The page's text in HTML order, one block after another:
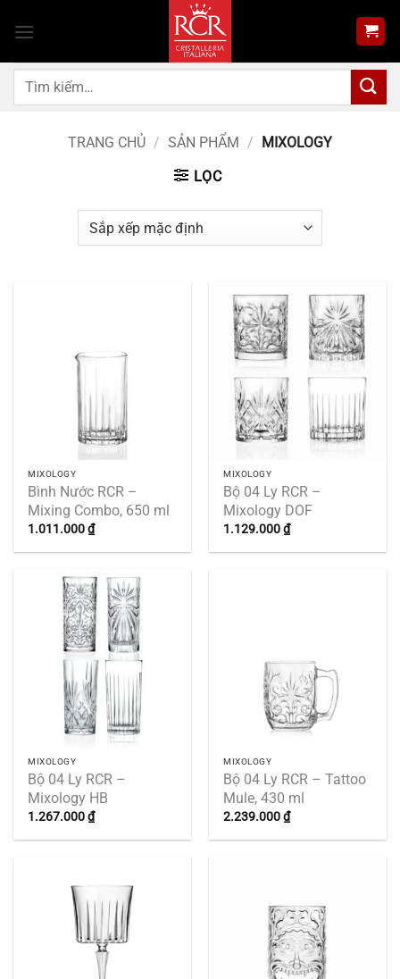
qua
dung
Tìm
TRANG CHỦ / SẢN PHẨM /
MIXOLOGY
LỌC
MIXOLOGY
Bình Nước RCR –
Mixing Combo, 650 ml
1.011.000₫
MIXOLOGY
Bộ 04 Ly RCR –
Mixology DOF
1.129.000₫
MIXOLOGY
Bộ 04 Ly RCR –
Mixology HB
1.267.000₫
MIXOLOGY
Bộ 04 Ly RCR – Tattoo
Mule, 430 ml
2.239.000₫